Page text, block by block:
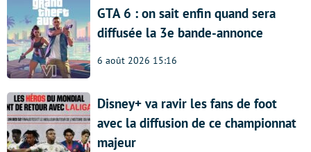
GTA 6 : on sait enfin quand sera
diffusée la 3e bande-annonce
6 août 2026 15:16
Disney+ va ravir les fans de foot
avec la diffusion de ce championnat
majeur